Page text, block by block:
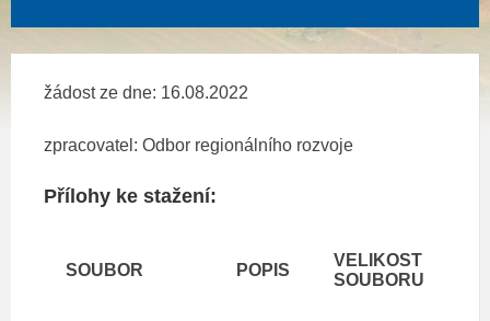
žádost ze dne: 16.08.2022
zpracovatel: Odbor regionálního rozvoje
Přílohy ke stažení:
SOUBOR POPIS
VELIKOST
SOUBORU